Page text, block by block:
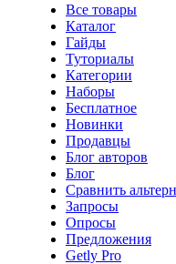
Все товары
Каталог
Гайды
Туториалы
Категории
Наборы
Бесплатное
Новинки
Продавцы
Блог авторов
Блог
Сравнить
Запросы
Опросы
Предложения
Getly Pro